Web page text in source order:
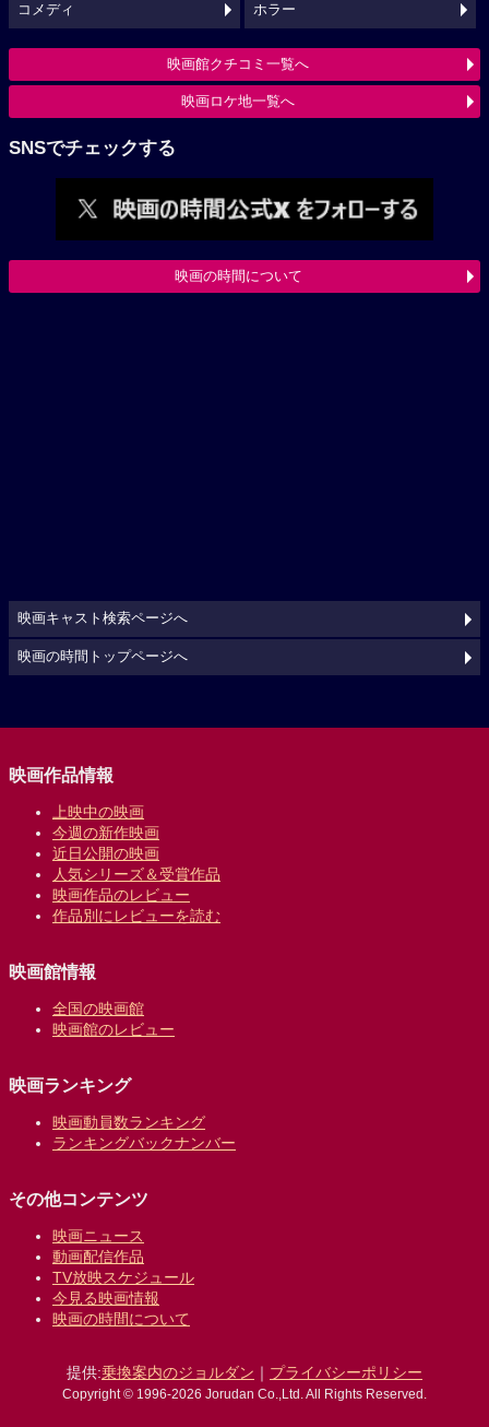
コメディ ホラー
映画館クチコミ一覧へ
映画ロケ地一覧へ
SNSでチェックする
映画の時間について
映画キャスト検索ページへ
映画の時間トップページへ
映画作品情報
上映中の映画
今週の新作映画
近日公開の映画
人気シリーズ＆受賞作品
映画作品のレビュー
作品別にレビューを読む
映画館情報
全国の映画館
映画館のレビュー
映画ランキング
映画動員数ランキング
ランキングバックナンバー
その他コンテンツ
映画ニュース
動画配信作品
TV放映スケジュール
今見る映画情報
映画の時間について
提供:乗換案内のジョルダン ｜ プライバシーポリシー
Copyright © 1996-2026 Jorudan Co.,Ltd. All Rights Reserved.